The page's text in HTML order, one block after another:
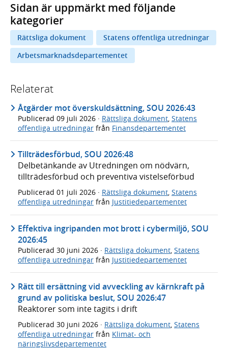
Sidan är uppmärkt med följande
kategorier
Rättsliga dokument
Statens offentliga utredningar
Arbetsmarknadsdepartementet
Relaterat
Åtgärder mot överskuldsättning, SOU 2026:43
Publicerad 09 juli 2026 · Rättsliga dokument Statens
offentliga utredningar från Finansdepartementet
Tillträdesförbud, SOU 2026:48
Delbetänkande av Utredningen om nödvärn,
tillträdesförbud och preventiva vistelseförbud
Publicerad 01 juli 2026 · Rättsliga dokument, Statens
offentliga utredningar från Justitiedepartementet
Effektiva ingripanden mot brott i cybermiljö, SOU
2026:45
Publicerad 30 juni 2026 · Rättsliga dokument, Statens
offentliga utredningar från Justitiedepartementet
Rätt till ersättning vid avveckling av kärnkraft på
grund av politiska beslut, SOU 2026:47
Reaktorer som inte tagits i drift
Publicerad 30 juni 2026 · Rättsliga dokument Statens
offentliga utredningar från Klimat- och
näringslivsdepartementet